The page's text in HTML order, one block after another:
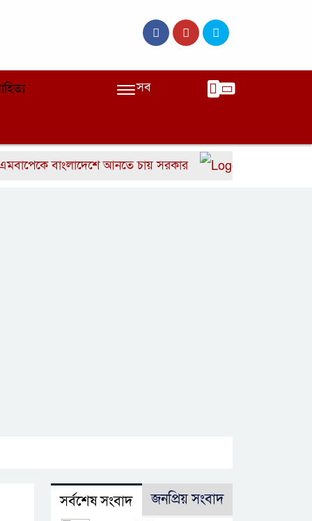
সব
বাংলাদেশে আনতে চায় সরকার বাংলাদেশের দ্রুত ৬
সর্বশেষ সংবাদ জনপ্রিয় সংবাদ